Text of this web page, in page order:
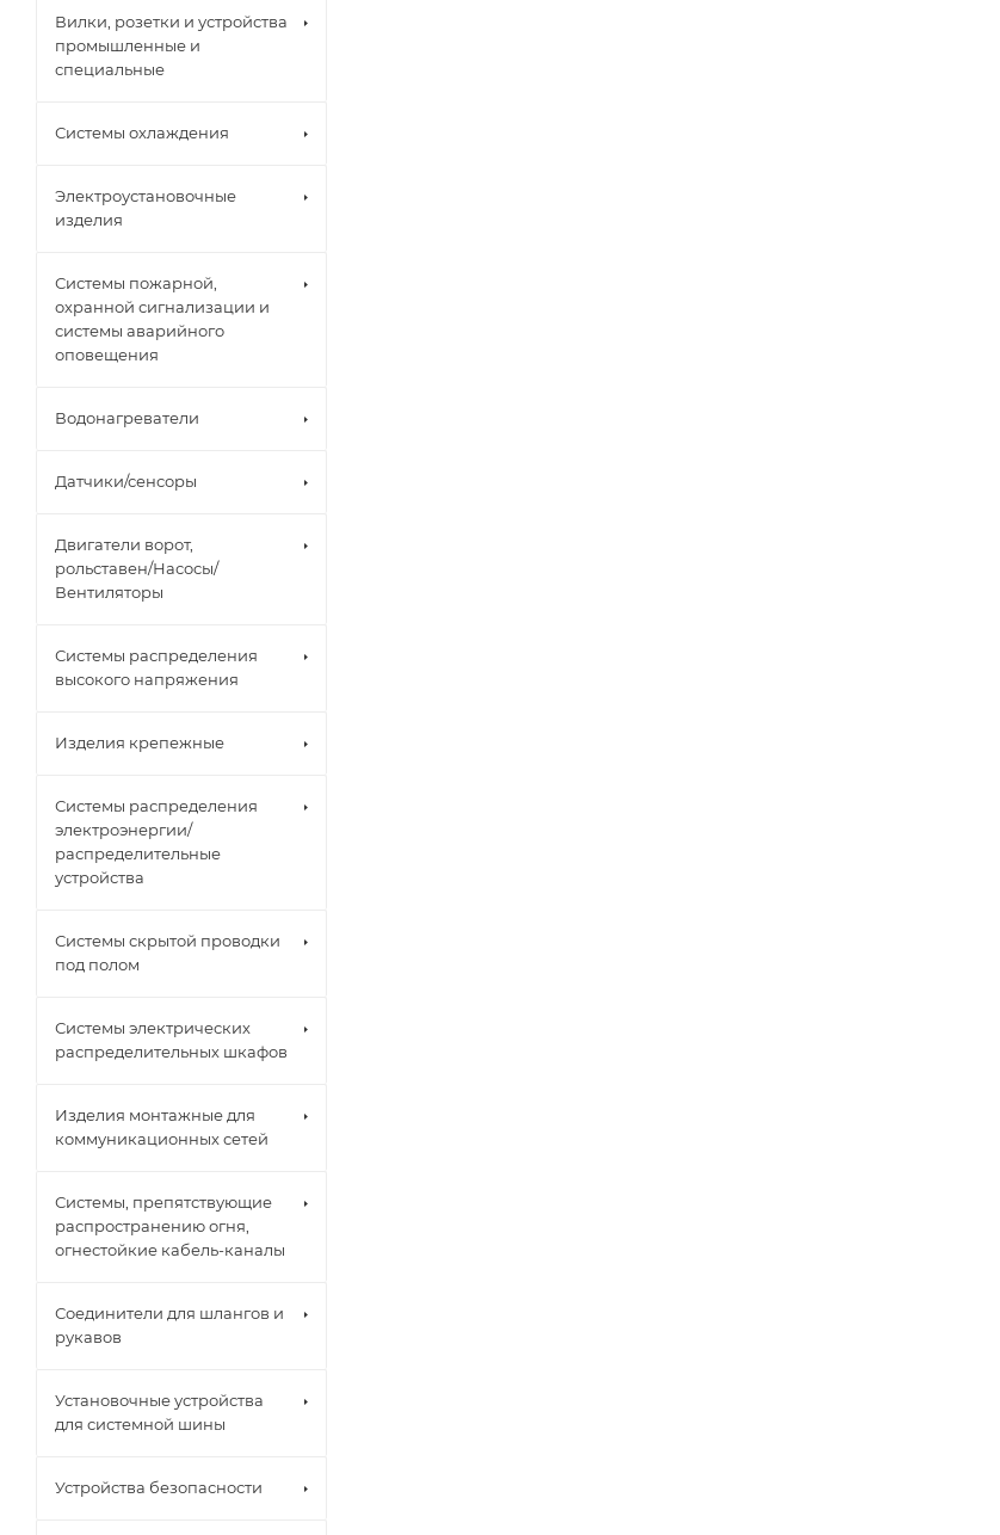
Вилки, розетки и устройства
промышленные и
специальные
Системы охлаждения
Электроустановочные
изделия
Системы пожарной,
охранной сигнализации и
системы аварийного
оповещения
Водонагреватели
Датчики/сенсоры
Двигатели ворот,
рольставен/Насосы/
Вентиляторы
Системы распределения
высокого напряжения
Изделия крепежные
Системы распределения
электроэнергии/
распределительные
устройства
Системы скрытой проводки
под полом
Системы электрических
распределительных шкафов
Изделия монтажные для
коммуникационных сетей
Системы, препятствующие
распространению огня,
огнестойкие кабель-каналы
Соединители для шлангов и
рукавов
Установочные устройства
для системной шины
Устройства безопасности